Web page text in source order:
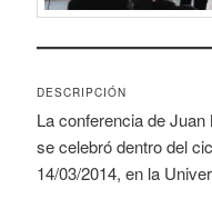
DESCRIPCIÓN
La conferencia de
se celebró dentro del
14/03/2014, en la